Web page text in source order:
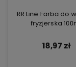
RR Line Farba do
fryzjerska
18,97 zł